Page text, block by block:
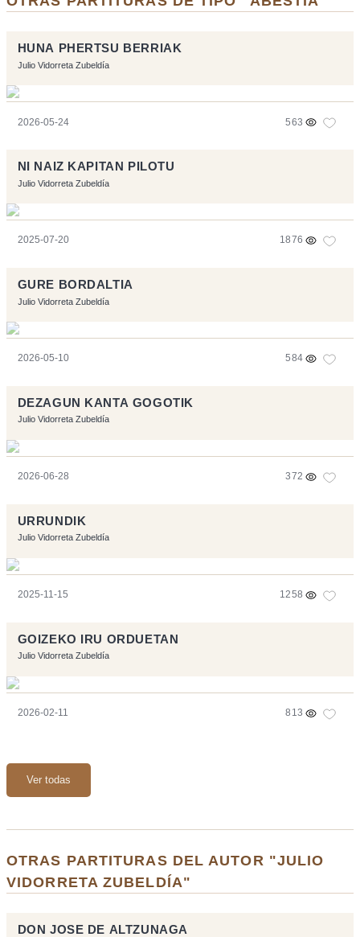
HUNA PHERTSU BERRIAK
Julio Vidorreta Zubeldía
2026-05-24 563
NI NAIZ KAPITAN PILOTU
Julio Vidorreta Zubeldía
2025-07-20 1876
GURE BORDALTIA
Julio Vidorreta Zubeldía
2026-05-10 584
DEZAGUN KANTA GOGOTIK
Julio Vidorreta Zubeldía
2026-06-28 372
URRUNDIK
Julio Vidorreta Zubeldía
2025-11-15 1258
GOIZEKO IRU ORDUETAN
Julio Vidorreta Zubeldía
2026-02-11 813
Ver todas
OTRAS PARTITURAS DEL AUTOR "JULIO
VIDORRETA ZUBELDÍA"
DON JOSE DE ALTZUNAGA